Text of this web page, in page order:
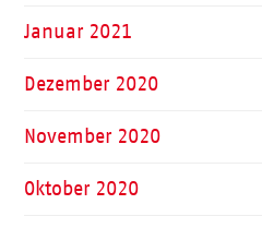
Januar 2021
Dezember 2020
November 2020
Oktober 2020